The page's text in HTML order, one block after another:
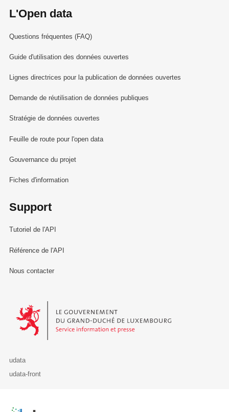
L'Open data
Questions fréquentes (FAQ)
Guide d'utilisation des données ouvertes
Lignes directrices pour la publication de données ouvertes
Demande de réutilisation de données publiques
Stratégie de données ouvertes
Feuille de route pour l'open data
Gouvernance du projet
Fiches d'information
Support
Tutoriel de l'API
Référence de l'API
Nous contacter
Le Gouvernement du Grand-Duché de Luxembourg - Service
udata
udata-front